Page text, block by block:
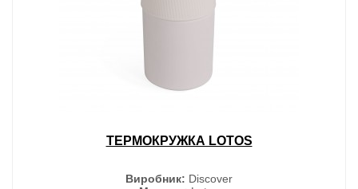
ТЕРМОКРУЖКА LOTOS
Виробник: Discover